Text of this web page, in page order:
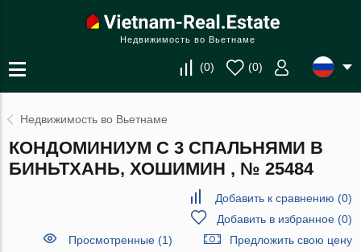
Недвижимость во Вьетнаме
(0) (0)
Недвижимость во Вьетнаме
КОНДОМИНИУМ С 3 СПАЛЬНЯМИ В
БИНЬТХАНЬ, ХОШИМИН , № 25484
Добавить к сравнению (0)
Добавить в избранное(0)
Просмотренные (1)
Предложить свою цену